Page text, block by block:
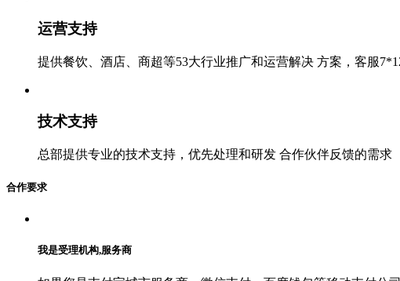
运营支持
提供餐饮、酒店、商超等53大行业推广和运营解决 方案，客服
技术支持
总部提供专业的技术支持，优先处理和研发 合作伙伴反馈的需求
合作要求
我是受理机构,服务商